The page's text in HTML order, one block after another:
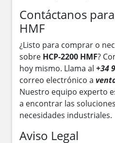
Contáctanos
HMF
¿Listo para comprar o
sobre HCP-2200 HMF?
hoy mismo. Llama al +34
correo electrónico a
Nuestro equipo experto
a encontrar las
necesidades industriales.
Aviso Legal